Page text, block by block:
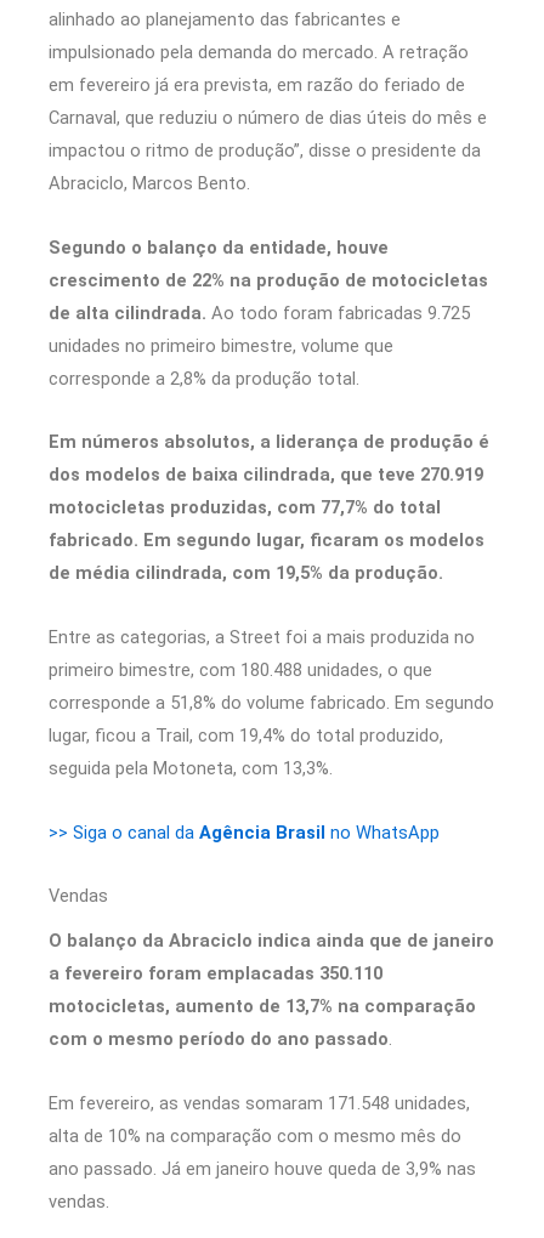
alinhado ao planejamento das fabricantes e
impulsionado pela demanda do mercado. A retração
em fevereiro já era prevista, em razão do feriado de
Carnaval, que reduziu o número de dias úteis do mês e
impactou o ritmo de produção”, disse o presidente da
Abraciclo, Marcos Bento.
Segundo o balanço da entidade, houve
crescimento de 22% na produção de motocicletas
de alta cilindrada. Ao todo foram fabricadas 9.725
unidades no primeiro bimestre, volume que
corresponde a 2,8% da produção total.
Em números absolutos, a liderança de produção é
dos modelos de baixa cilindrada, que teve 270.919
motocicletas produzidas, com 77,7% do total
fabricado. Em segundo lugar, ficaram os modelos
de média cilindrada, com 19,5% da produção.
Entre as categorias, a Street foi a mais produzida no
primeiro bimestre, com 180.488 unidades, o que
corresponde a 51,8% do volume fabricado. Em segundo
lugar, ficou a Trail, com 19,4% do total produzido,
seguida pela Motoneta, com 13,3%.
>> Siga o canal da Agência Brasil no WhatsApp
Vendas
O balanço da Abraciclo indica ainda que de janeiro
a fevereiro foram emplacadas 350.110
motocicletas, aumento de 13,7% na comparação
com o mesmo período do ano passado.
Em fevereiro, as vendas somaram 171.548 unidades,
alta de 10% na comparação com o mesmo mês do
ano passado. Já em janeiro houve queda de 3,9% nas
vendas.